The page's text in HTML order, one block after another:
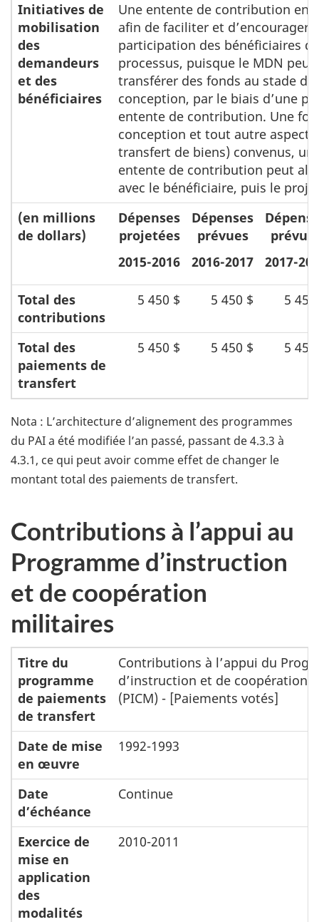
Initiatives de
mobilisation
des
demandeurs
et des
bénéficiaires
Une entente de contribution en
afin de faciliter et d’encourager
participation des bénéficiaires
processus, puisque le MDN
transférer des fonds au stade de
conception, par le biais d’une
entente de contribution. Une
conception et tout autre aspect
transfert de biens) convenus,
entente de contribution peut
avec le bénéficiaire, puis le
(en millions
de dollars)
Dépenses
projetées
2015-2016
Dépenses
prévues
2016-2017
2017-
Total des
contributions
5 450 $ 5 450 $ 5
Total des
paiements de
transfert
5 450 $ 5 450 $ 5
Nota : L’architecture d’alignement des programmes
du PAI a été modifiée l’an passé, passant de 4.3.3 à
4.3.1, ce qui peut avoir comme effet de changer le
montant total des paiements de transfert.
Contributions à l’appui au
Programme d’instruction
et de coopération
militaires
Titre du
programme
de paiements
de transfert
Contributions à l’appui du
d’instruction et de coopération
(PICM) - [Paiements votés]
Date de mise
en œuvre
1992-1993
Date
d’échéance
Continue
Exercice de
mise en
application
des
modalités
2010-2011